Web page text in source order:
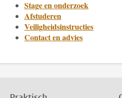
Stage en onderzoek
Afstuderen
Veiligheidsinstructies
Contact en advies